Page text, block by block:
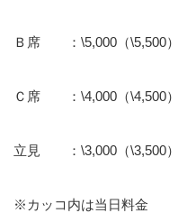
Ｂ席 ：\5,000（\5,500）
Ｃ席 ：\4,000（\4,500）
立見 ：\3,000（\3,500）
※カッコ内は当日料金